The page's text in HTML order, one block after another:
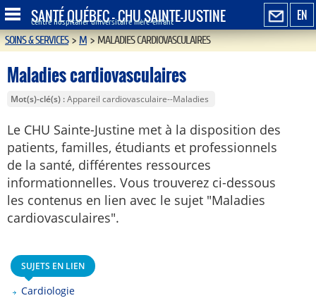
EN
SANTÉ QUÉBEC - CHU SAINTE-JUSTINE
Centre hospitalier universitaire mère-enfant
SOINS & SERVICES>M>MALADIES CARDIOVASCULAIRES
Maladies cardiovasculaires
Mot(s)-clé(s) Appareil cardiovasculaire--Maladies
Le CHU Sainte-Justine met à la disposition des
patients, familles, étudiants et professionnels
de la santé, différentes ressources
informationnelles. Vous trouverez ci-dessous
les contenus en lien avec le sujet "Maladies
cardiovasculaires".
SUJETS EN LIEN
Cardiologie